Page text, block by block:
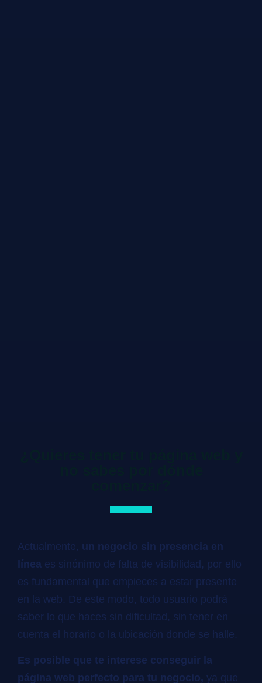
Actualmente, un negocio sin presencia en
línea es sinónimo de falta de visibilidad, por ello
es fundamental que empieces a estar presente
en la web. De este modo, todo usuario podrá
saber lo que haces sin dificultad, sin tener en
cuenta el horario o la ubicación donde se halle.
Es posible que te interese conseguir la
página web perfecto para tu negocio, ya que